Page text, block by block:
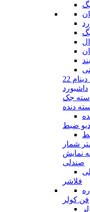
22
داشبورد
جک
دنده
ضبط
شمار
نمایش
صندلی
فلاشر
فن کولر